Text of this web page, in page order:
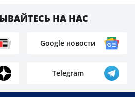
НА НАС
Google новости
Telegram